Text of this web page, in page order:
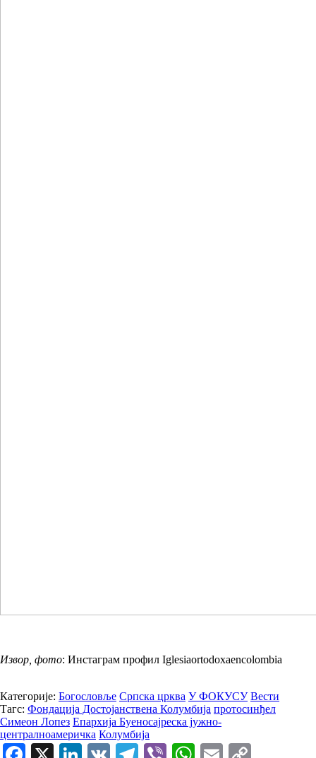
Извор, фото: Инстаграм профил Iglesiaortodoxaencolombia
Категорије: Богословље Српска црква У ФОКУСУ Вести
Тагс: Фондација Достојанствена Колумбија протосинђел
Симеон Лопез Епархија Буеносајреска јужно-
централноамеричка Колумбија
Facebook
X LinkedIn
VK Telegram
ViberWhatsApp
Email